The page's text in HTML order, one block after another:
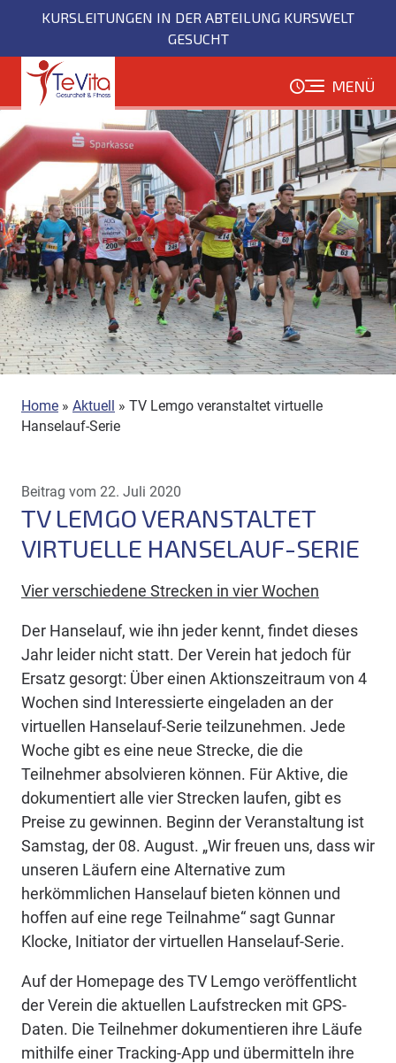
Inhalt
KURSLEITUNGEN IN DER ABTEILUNG KURSWELT
GESUCHT
MENÜ
Home » Aktuell » TV Lemgo veranstaltet virtuelle
Hanselauf-Serie
Beitrag vom 22. Juli 2020
TV LEMGO VERANSTALTET
VIRTUELLE HANSELAUF-SERIE
Vier verschiedene Strecken in vier Wochen
Der Hanselauf, wie ihn jeder kennt, findet dieses
Jahr leider nicht statt. Der Verein hat jedoch für
Ersatz gesorgt: Über einen Aktionszeitraum von 4
Wochen sind Interessierte eingeladen an der
virtuellen Hanselauf-Serie teilzunehmen. Jede
Woche gibt es eine neue Strecke, die die
Teilnehmer absolvieren können. Für Aktive, die
dokumentiert alle vier Strecken laufen, gibt es
Preise zu gewinnen. Beginn der Veranstaltung ist
Samstag, der 08. August. „Wir freuen uns, dass wir
unseren Läufern eine Alternative zum
herkömmlichen Hanselauf bieten können und
hoffen auf eine rege Teilnahme“ sagt Gunnar
Klocke, Initiator der virtuellen Hanselauf-Serie.
Auf der Homepage des TV Lemgo veröffentlicht
der Verein die aktuellen Laufstrecken mit GPS-
Daten. Die Teilnehmer dokumentieren ihre Läufe
mithilfe einer Tracking-App und übermitteln ihre